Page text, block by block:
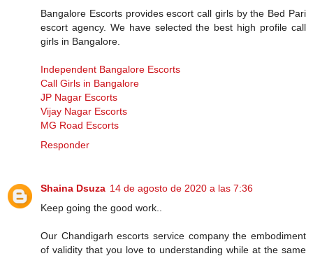
Bangalore Escorts provides escort call girls by the Bed Pari
escort agency. We have selected the best high profile call
girls in Bangalore.
Independent Bangalore Escorts
Call Girls in Bangalore
JP Nagar Escorts
Vijay Nagar Escorts
MG Road Escorts
Responder
Shaina Dsuza 14 de agosto de 2020 a las 7:36
Keep going the good work..
Our Chandigarh escorts service company the embodiment
of validity that you love to understanding while at the same